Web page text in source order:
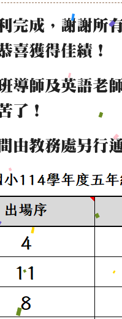
完成，謝謝所
喜獲得佳績！
導師及英語老
了！
由教務處另行